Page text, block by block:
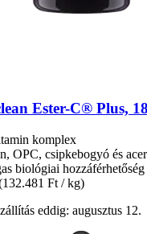
Ester-​C® Plus,
komplex
OPC, csipkebogyó és
biológiai hozzáférhetőség
Ft / kg)
eddig: augusztus 12.